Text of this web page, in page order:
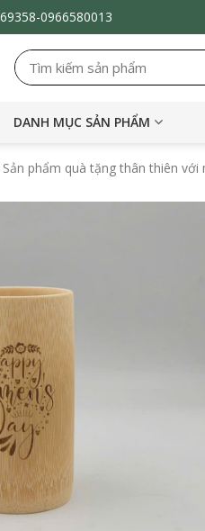
0966580013
DANH MỤC SẢN PHẨM
phẩm quà tặng thân thiên